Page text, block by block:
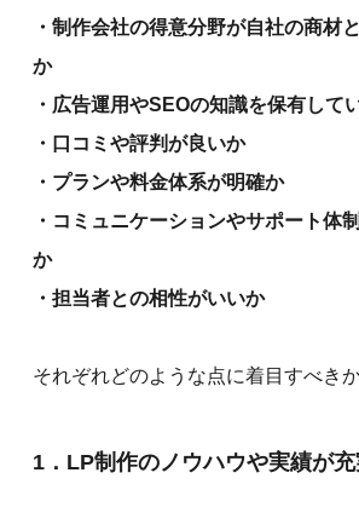
・制作会社の得意分野が自社の商材
か
・広告運用やSEOの知識を保有して
・口コミや評判が良いか
・プランや料金体系が明確か
・コミュニケーションやサポート体
か
・担当者との相性がいいか
それぞれどのような点に着目すべき
1．LP制作のノウハウや実績が